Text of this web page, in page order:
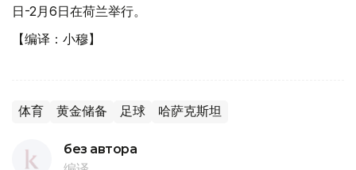
日-2月6日在荷兰举行。
【编译：小穆】
体育 黄金储备 足球 哈萨克斯坦
без автора